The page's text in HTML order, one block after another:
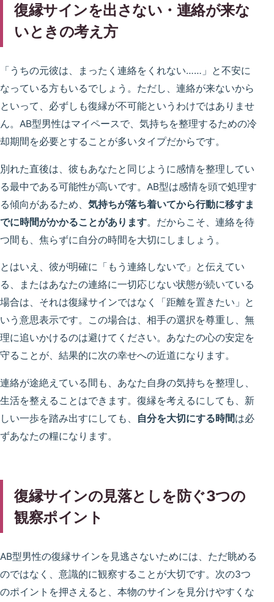
復縁サインを出さない・連絡が来な
いときの考え方
「うちの元彼は、まったく連絡をくれない……」と不安に
なっている方もいるでしょう。ただし、連絡が来ないから
といって、必ずしも復縁が不可能というわけではありませ
ん。AB型男性はマイペースで、気持ちを整理するための冷
却期間を必要とすることが多いタイプだからです。
別れた直後は、彼もあなたと同じように感情を整理してい
る最中である可能性が高いです。AB型は感情を頭で処理す
る傾向があるため、 気持ちが落ち着いてから行動に移すま
でに時間がかかることがあります。だからこそ、連絡を待
つ間も、焦らずに自分の時間を大切にしましょう。
とはいえ、彼が明確に「もう連絡しないで」と伝えてい
る、またはあなたの連絡に一切応じない状態が続いている
場合は、それは復縁サインではなく「距離を置きたい」と
いう意思表示です。この場合は、相手の選択を尊重し、無
理に追いかけるのは避けてください。あなたの心の安定を
守ることが、結果的に次の幸せへの近道になります。
連絡が途絶えている間も、あなた自身の気持ちを整理し、
生活を整えることはできます。復縁を考えるにしても、新
しい一歩を踏み出すにしても、
自分を大切にする時間は必
ずあなたの糧になります。
復縁サインの見落としを防ぐ3つの
観察ポイント
AB型男性の復縁サインを見逃さないためには、ただ眺める
のではなく、意識的に観察することが大切です。次の3つ
のポイントを押さえると、本物のサインを見分けやすくな